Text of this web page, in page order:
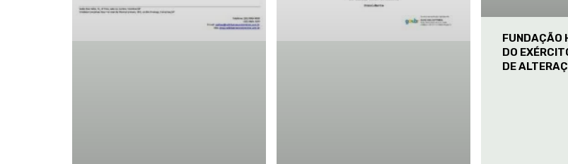
FUNDAÇÃO
DO
DE